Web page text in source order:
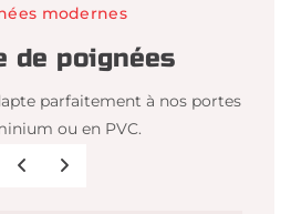
de poignées
modernes
parfaitement à nos portes
ou en PVC.